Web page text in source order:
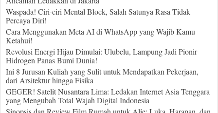
Waspada! Ciri-ciri Mental Block, Salah Satunya Rasa Tidak
Percaya Diri!
Cara Menggunakan Meta AI di WhatsApp yang Wajib Kamu
Ketahui!
Revolusi Energi Hijau Dimulai: Ulubelu, Lampung Jadi Pionir
Hidrogen Panas Bumi Dunia!
Ini 8 Jurusan Kuliah yang Sulit untuk Mendapatkan Pekerjaan,
dari Arsitektur hingga Fisika
GEGER! Satelit Nusantara Lima: Ledakan Internet Asia Tenggara
yang Mengubah Total Wajah Digital Indonesia